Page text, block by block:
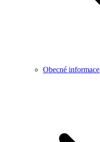
Obecné informace